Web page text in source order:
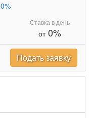
Ставка в день
от0%
Подать заявку